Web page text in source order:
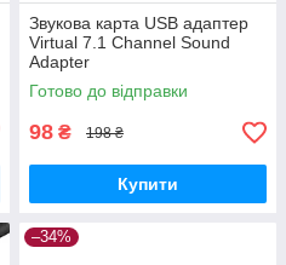
Звукова карта USB адаптер
Virtual 7.1 Channel Sound
Adapter
Готово до відправки
98 ₴ 198 ₴
Купити
–34%